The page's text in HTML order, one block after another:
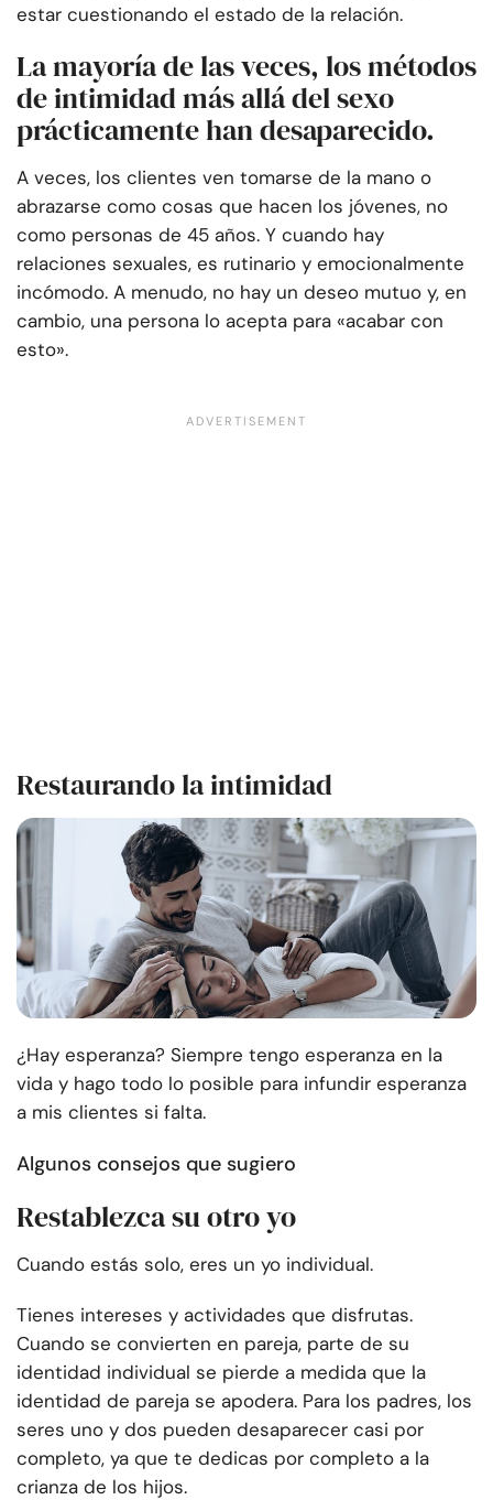
estar cuestionando el estado de la relación.
La mayoría de las veces, los métodos
de intimidad más allá del sexo
prácticamente han desaparecido.
A veces, los clientes ven tomarse de la mano o
abrazarse como cosas que hacen los jóvenes, no
como personas de 45 años. Y cuando hay
relaciones sexuales, es rutinario y emocionalmente
incómodo. A menudo, no hay un deseo mutuo y, en
cambio, una persona lo acepta para «acabar con
esto».
Restaurando la intimidad
¿Hay esperanza? Siempre tengo esperanza en la
vida y hago todo lo posible para infundir esperanza
a mis clientes si falta.
Algunos consejos que sugiero
Restablezca su otro yo
Cuando estás solo, eres un yo individual.
Tienes intereses y actividades que disfrutas.
Cuando se convierten en pareja, parte de su
identidad individual se pierde a medida que la
identidad de pareja se apodera. Para los padres, los
seres uno y dos pueden desaparecer casi por
completo, ya que te dedicas por completo a la
crianza de los hijos.